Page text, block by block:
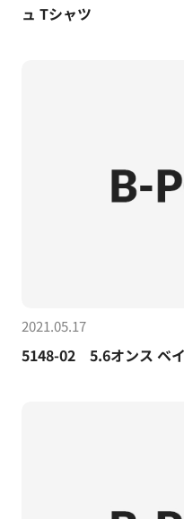
ュ Tシャツ
2021.05.17
5148-02 5.6オンス ベ